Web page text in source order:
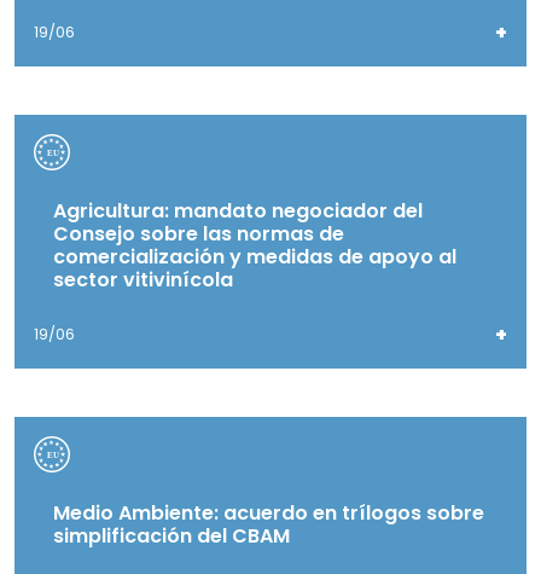
19/06 +
Agricultura: mandato negociador del
Consejo sobre las normas de
comercialización y medidas de apoyo al
sector vitivinícola
19/06 +
Medio Ambiente: acuerdo en trílogos sobre
simplificación del CBAM